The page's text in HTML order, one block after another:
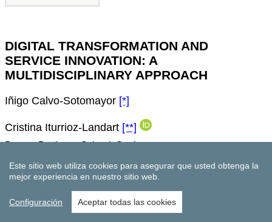
Este sitio web utiliza cookies para asegurar que usted obtenga la
mejor experiencia en nuestro sitio web.
Configuración Aceptar todas las cookies